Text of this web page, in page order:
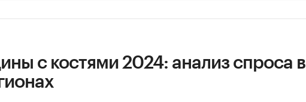
с костями 2024: анализ спроса в